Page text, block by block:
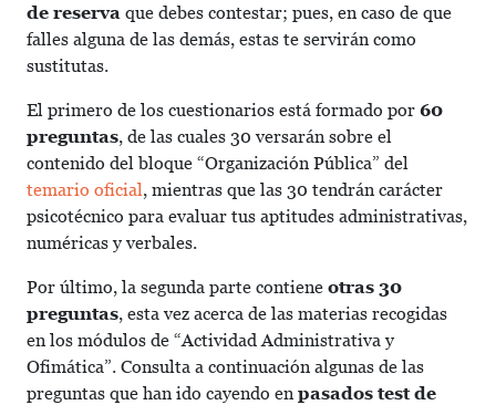
de reserva que debes contestar; pues, en caso de que
falles alguna de las demás, estas te servirán como
sustitutas.
El primero de los cuestionarios está formado por 60
preguntas, de las cuales 30 versarán sobre el
contenido del bloque “Organización Pública” del
temario oficial, mientras que las 30 tendrán carácter
psicotécnico para evaluar tus aptitudes administrativas,
numéricas y verbales.
Por último, la segunda parte contiene otras 30
preguntas, esta vez acerca de las materias recogidas
en los módulos de “Actividad Administrativa y
Ofimática”. Consulta a continuación algunas de las
preguntas que han ido cayendo en pasados test de